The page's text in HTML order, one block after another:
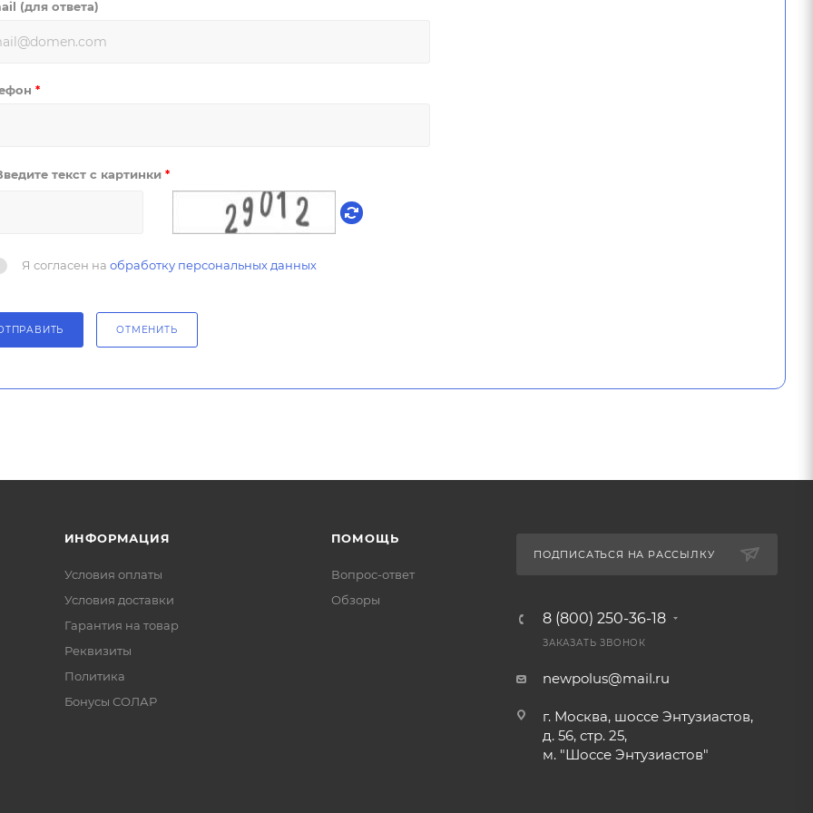
(для ответа)
*
текст с картинки *
Я согласен на обработку персональных данных
ОТМЕНИТЬ
ИНФОРМАЦИЯ
Условия оплаты
Условия доставки
Гарантия на товар
Реквизиты
Политика
Бонусы СОЛАР
ПОМОЩЬ
Вопрос-ответ
Обзоры
ПОДПИСАТЬСЯ НА РАССЫЛКУ
8 (800) 250-36-18
ЗАКАЗАТЬ ЗВОНОК
newpolus@mail.ru
г. Москва, шоссе Энтузиастов,
д. 56, стр. 25,
м. "Шоссе Энтузиастов"